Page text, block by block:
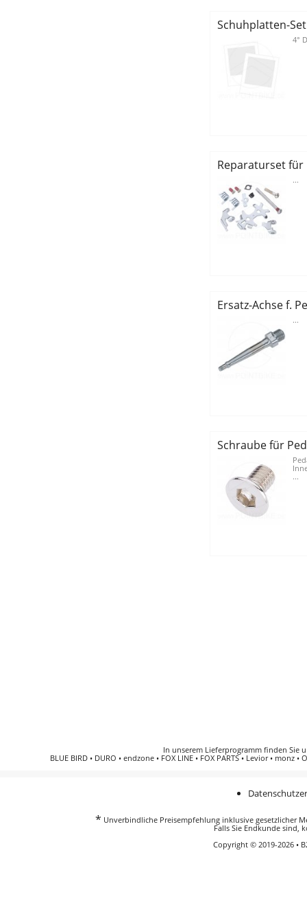
Schuhplatten-
4°
Reparaturset für
...
Ersatz-Achse f.
...
Schraube für
...
In unserem Lieferprogramm finden Sie
BLUE BIRD• DURO • endzone• FOX LINE• FOX PARTS• Levior• monz•
* Unverbindliche Preisempfehlung inklusive gesetzlicher
Falls Sie Endkunde sind,
Copyright © 2019-2026 •